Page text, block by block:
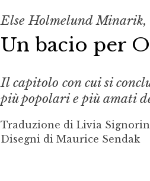
Else Holmelund Minarik,
Un bacio per
Il capitolo con cui si
più popolari e più amati
Traduzione di Livia
Disegni di Maurice Sendak